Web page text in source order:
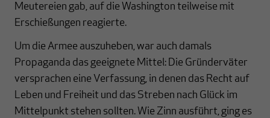
Meutereien gab, auf die Washington teilweise mit
Erschießungen reagierte.
Um die Armee auszuheben, war auch damals
Propaganda das geeignete Mittel: Die Gründerväter
versprachen eine Verfassung, in denen das Recht auf
Leben und Freiheit und das Streben nach Glück im
Mittelpunkt stehen sollten. Wie Zinn ausführt, ging es